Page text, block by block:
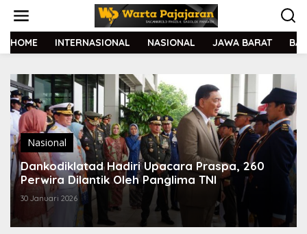
t
HOME INTERNASIONAL NASIONAL JAWA BARAT
Nasional
Dankodiklatad Hadiri Upacara Praspa, 260
Perwira Dilantik Oleh Panglima TNI
30 Januari 2026